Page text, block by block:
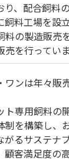
、配合飼料
料工場を設
の製造販売
を行っていま
ンは年々販
専用飼料の
を構築し、
るサステナ
客満足度